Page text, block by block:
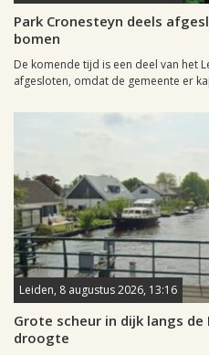
Park Cronesteyn deels
bomen
De komende tijd is een deel van het
afgesloten, omdat de gemeente er
Leiden, 8 augustus 2026, 13:16
Grote scheur in dijk langs
droogte